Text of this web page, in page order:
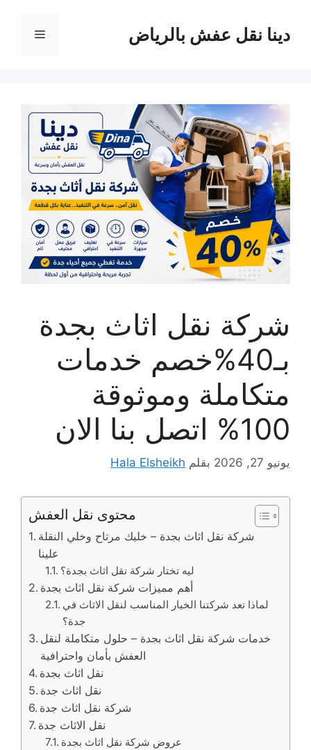
المحتوىدينا نقل عفش بالرياض القائمة
شركة نقل اثاث بجدة
بـ40%خصم خدمات
متكاملة وموثوقة
100% اتصل بنا الان
يونيو 27, 2026 بقلم Hala Elsheikh
محتوى نقل العفش
شركة نقل اثاث بجدة – خليك مرتاح وخلي النقلة
علينا
ليه تختار شركة نقل اثاث بجدة؟
أهم مميزات شركة نقل اثاث بجدة
لماذا تعد شركتنا الخيار المناسب لنقل الاثاث في
جدة؟
خدمات شركة نقل اثاث بجدة – حلول متكاملة لنقل
العفش بأمان واحترافية
نقل اثاث بجدة
نقل اثاث جدة
شركة نقل اثاث جدة
نقل الاثاث جدة
عروض شركة نقل اثاث بجدة